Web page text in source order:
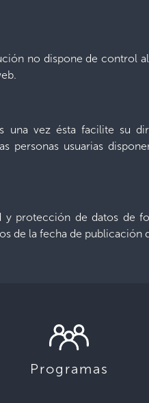
no dispone de control
una vez ésta facilite su
personas usuarias
protección de datos de
de la fecha de
Programas